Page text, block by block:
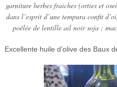
garniture herbes fraiches (orties et
dans l’esprit d’une tempura confit
poêlée de lentille ail noir soja ;
Excellente huile d’olive des Baux